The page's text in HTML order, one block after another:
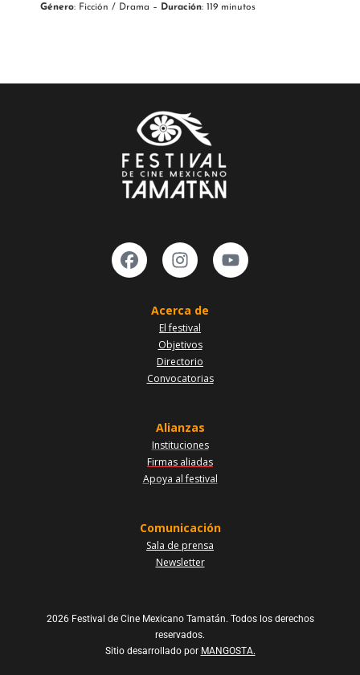
Género: Ficción / Drama – Duración: 119 minutos
Acerca de
El festival
Objetivos
Directorio
Convocatorias
Alianzas
Instituciones
Firmas aliadas
Apoya al festival
Comunicación
Sala de prensa
Newsletter
2026 Festival de Cine Mexicano Tamatán. Todos los derechos
reservados.
Sitio desarrollado por MANGOSTA.